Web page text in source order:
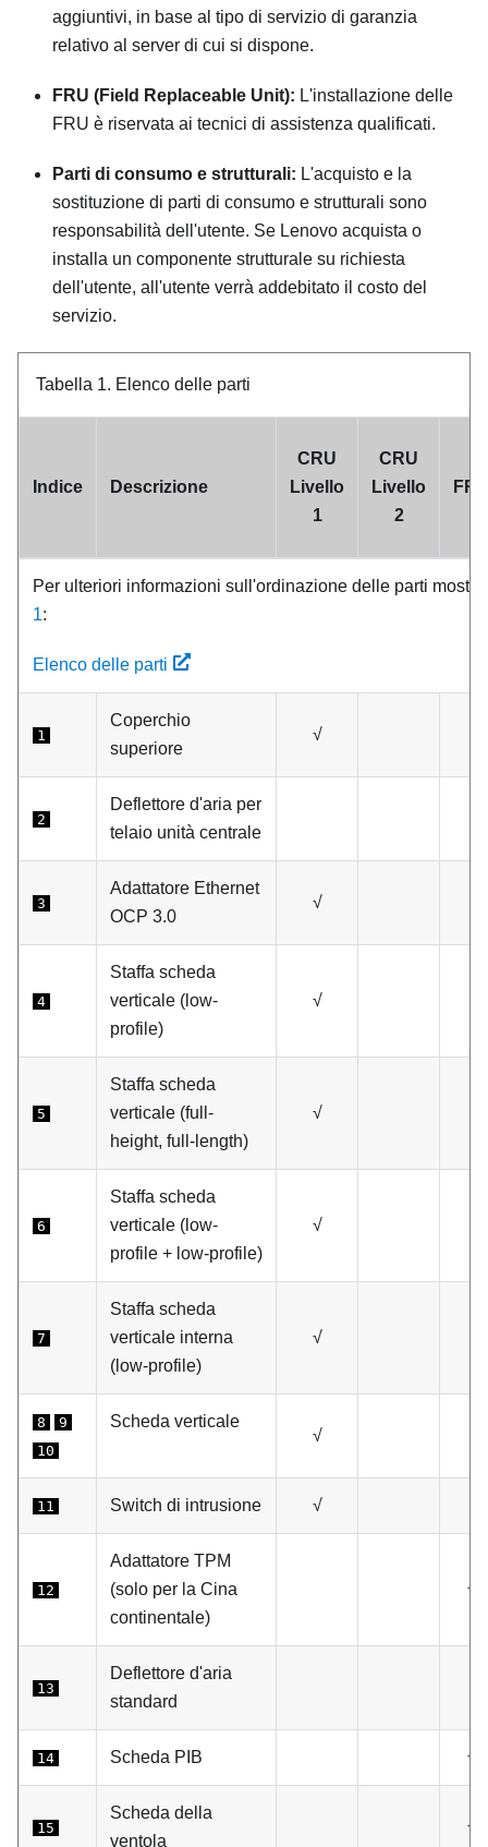
aggiuntivi, in base al tipo di servizio di garanzia
relativo al server di cui si dispone.
FRU (Field Replaceable Unit): L'installazione delle
FRU è riservata ai tecnici di assistenza qualificati.
Parti di consumo e strutturali: L'acquisto e la
sostituzione di parti di consumo e strutturali sono
responsabilità dell'utente. Se Lenovo acquista o
installa un componente strutturale su richiesta
dell'utente, all'utente verrà addebitato il costo del
servizio.
Tabella 1. Elenco delle parti
Indice Descrizione
CRU
Livello
1
CRU
Livello
2
Per ulteriori informazioni sull'ordinazione delle parti
1:
Elenco delle parti
1
Coperchio
superiore
√
2
Deflettore d'aria per
telaio unità centrale
3
Adattatore Ethernet
OCP 3.0
√
4
Staffa scheda
verticale (low-
profile)
√
5
Staffa scheda
verticale (full-
height, full-length)
√
6
Staffa scheda
verticale (low-
profile + low-profile)
√
7
Staffa scheda
verticale interna
(low-profile)
√
8
9
10
Scheda verticale
√
11 Switch di intrusione √
12
Adattatore TPM
(solo per la Cina
continentale)
√
13
Deflettore d'aria
standard
14 Scheda PIB √
15
Scheda della
ventola
√